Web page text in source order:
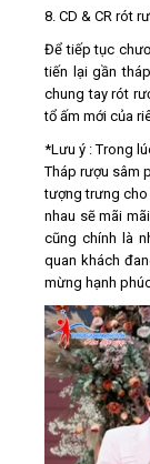
8. CD & CR rót
Để tiếp tục
tiến lại gần
chung tay rót
tổ ấm mới của
*Lưu ý : Trong
Tháp rượu sâm
tượng trưng cho
nhau sẽ mãi
cũng chính là
quan khách
mừng hạnh